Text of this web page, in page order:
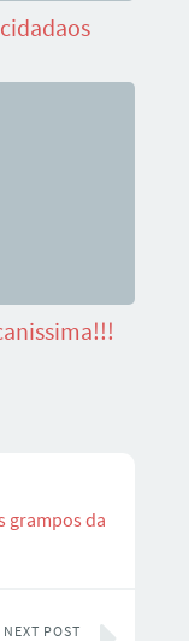
grampos da
NEXT POST